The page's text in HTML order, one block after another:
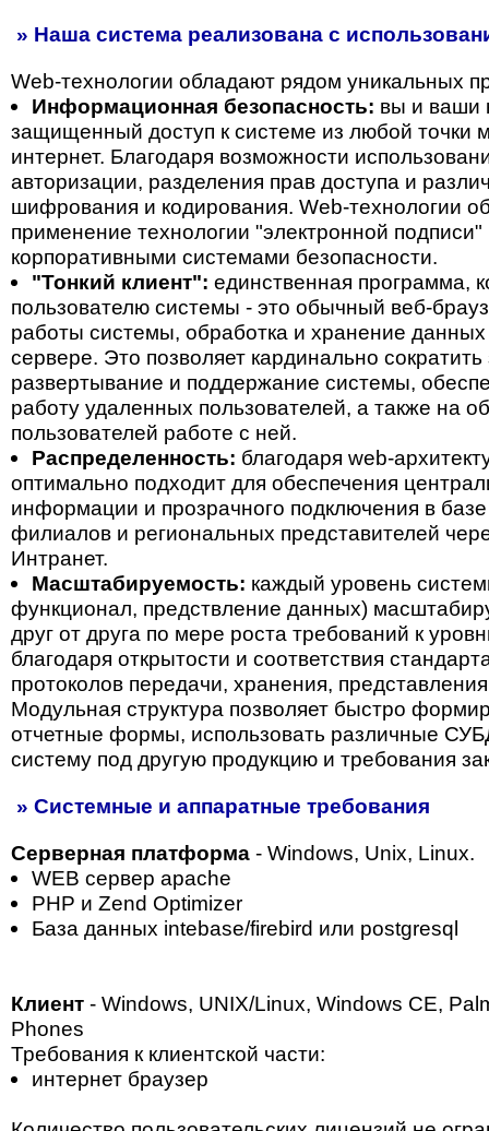
» Наша система реализована с
Web-технологии обладают рядом уникальных
Информационная безопасность: вы и ваши
защищенный доступ к системе из любой точки
интернет. Благодаря возможности
авторизации, разделения прав доступа и
шифрования и кодирования. Web-технологии
применение технологии "электронной
корпоративными системами безопасности.
"Тонкий клиент": единственная программа,
пользователю системы - это обычный веб-
работы системы, обработка и хранение
сервере. Это позволяет кардинально
развертывание и поддержание системы,
работу удаленных пользователей, а также на
пользователей работе с ней.
Распределенность: благодаря web-
оптимально подходит для обеспечения
информации и прозрачного подключения в
филиалов и региональных представителей
Интранет.
Масштабируемость: каждый уровень
функционал, предствление данных)
друг от друга по мере роста требований к
благодаря открытости и соответствия
протоколов передачи, хранения,
Модульная структура позволяет быстро
отчетные формы, использовать различные
систему под другую продукцию и требования
» Системные и аппаратные требования
Серверная платформа - Windows, Unix, Linux.
WEB сервер apaсhe
PHP и Zend Optimizer
База данных intebase/firebird или postgresql
Клиент - Windows, UNIX/Linux, Windows CE,
Phones
Требования к клиентской части:
интернет браузер